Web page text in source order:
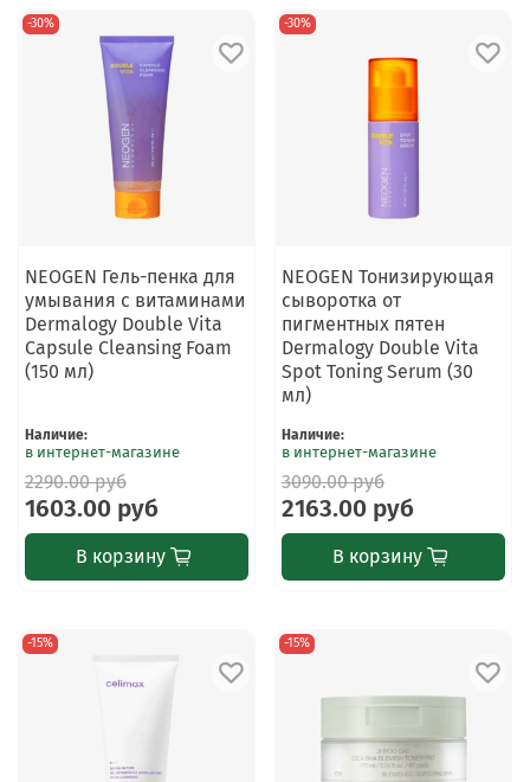
-30%
NEOGEN Гель-пенка для
умывания с витаминами
Dermalogy Double Vita
Capsule Cleansing Foam
(150 мл)
Наличие:
в интернет-магазине
2290.00 руб
1603.00 руб
В корзину
-30%
NEOGEN Тонизирующая
сыворотка от
пигментных пятен
Dermalogy Double Vita
Spot Toning Serum (30
мл)
Наличие:
в интернет-магазине
3090.00 руб
2163.00 руб
В корзину
-15% -15%